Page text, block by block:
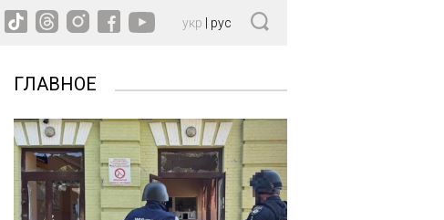
укр рус
ГЛАВНОЕ